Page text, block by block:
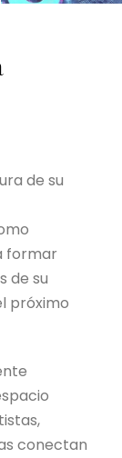
de su
formar
de su
próximo
conectan